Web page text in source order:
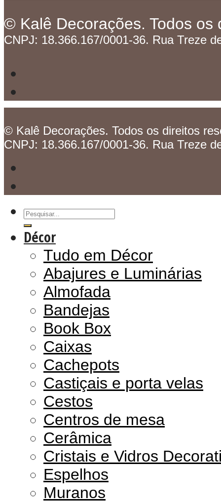
© Kalê Decorações. Todos os
CNPJ: 18.366.167/0001-36. Rua Treze
© Kalê Decorações. Todos os direitos
CNPJ: 18.366.167/0001-36. Rua Treze
Décor
Tudo em Décor
Abajures e Luminárias
Almofada
Bandejas
Book Box
Caixas
Cachepots
Castiçais e porta velas
Cestos
Centros de mesa
Cerâmica
Cristais e Vidros
Espelhos
Muranos